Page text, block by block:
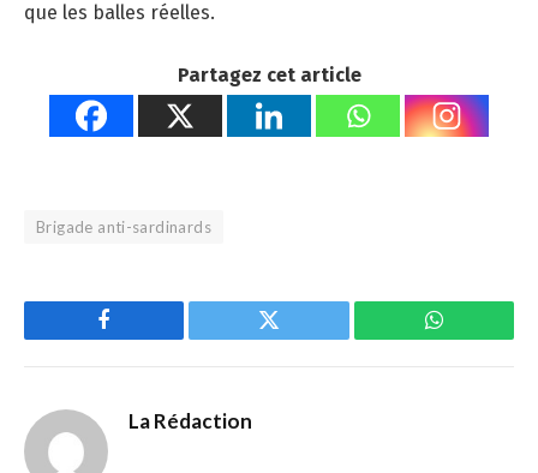
que les balles réelles.
Partagez cet article
Brigade anti-sardinards
Facebook Twitter WhatsApp
La Rédaction